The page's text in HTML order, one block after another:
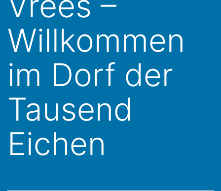
Willkommen
im Dorf der
Tausend
Eichen